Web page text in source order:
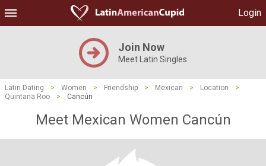
Login
Join Now
Meet Latin Singles
Latin Dating > Women > Friendship > Mexican > Location
>
Quintana Roo
> Cancún
Meet Mexican Women Cancún